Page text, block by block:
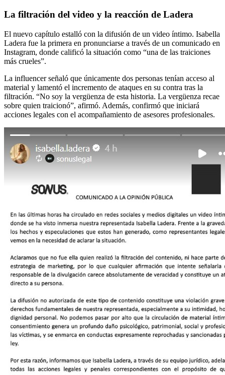
La filtración del video y la reacción de Ladera
El nuevo capítulo estalló con la difusión de un video íntimo. Isabella
Ladera fue la primera en pronunciarse a través de un comunicado en
Instagram, donde calificó la situación como “una de las traiciones
más crueles”.
La influencer señaló que únicamente dos personas tenían acceso al
material y lamentó el incremento de ataques en su contra tras la
filtración. “No soy la vergüenza de esta historia. La vergüenza recae
sobre quien traicionó”, afirmó. Además, confirmó que iniciará
acciones legales con el acompañamiento de asesores profesionales.